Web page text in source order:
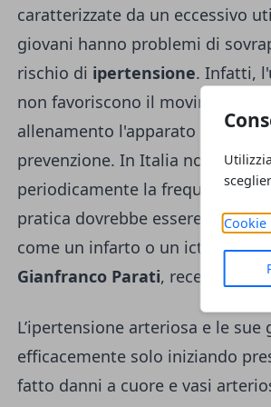
Cookie
caratterizzate da un eccessivo
giovani hanno problemi di
rischio di ipertensione. Infatti,
non favoriscono il movimento
allenamento l'apparato
prevenzione. In Italia non si ha
periodicamente la frequenza
pratica dovrebbe essere
come un infarto o un ictus
Gianfranco Parati,
L’ipertensione arteriosa e le
efficacemente solo iniziando
fatto danni a cuore e vasi